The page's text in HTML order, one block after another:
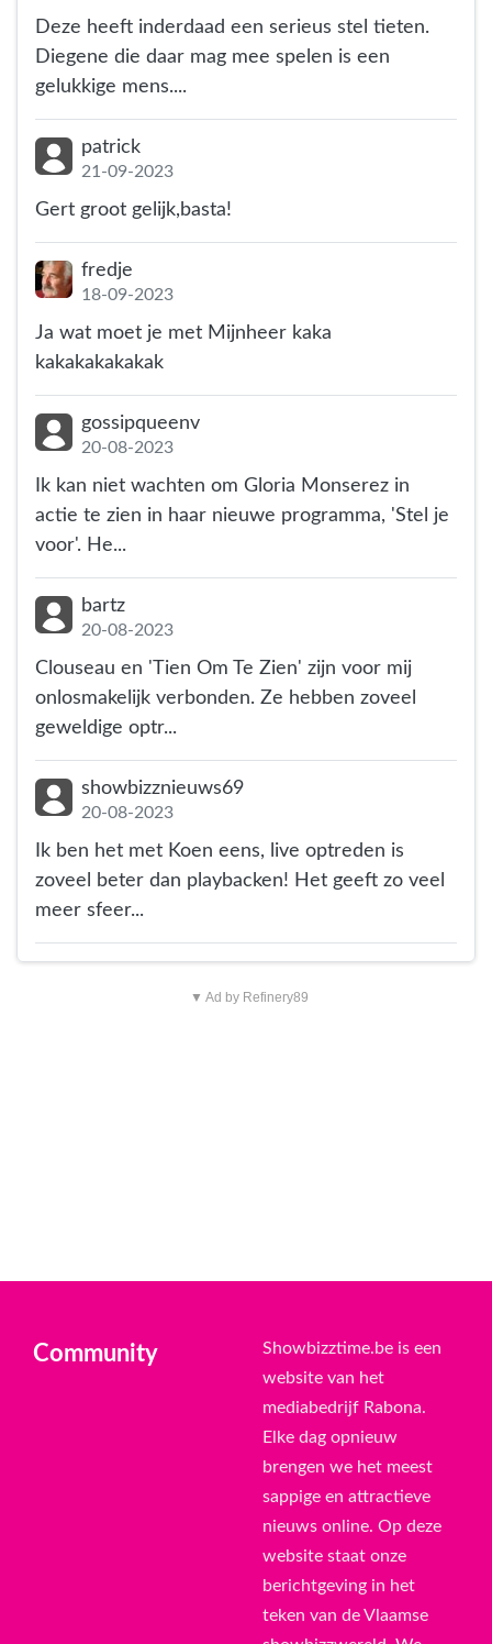
Deze heeft inderdaad een serieus stel tieten.
Diegene die daar mag mee spelen is een
gelukkige mens....
patrick
21-09-2023
Gert groot gelijk,basta!
fredje
18-09-2023
Ja wat moet je met Mijnheer kaka
kakakakakakak
gossipqueenv
20-08-2023
Ik kan niet wachten om Gloria Monserez in
actie te zien in haar nieuwe programma, 'Stel je
voor'. He...
bartz
20-08-2023
Clouseau en 'Tien Om Te Zien' zijn voor mij
onlosmakelijk verbonden. Ze hebben zoveel
geweldige optr...
showbizznieuws69
20-08-2023
Ik ben het met Koen eens, live optreden is
zoveel beter dan playbacken! Het geeft zo veel
meer sfeer...
▼ Ad by Refinery89
Community
Showbizztime.be is een
website van het
mediabedrijf Rabona.
Elke dag opnieuw
brengen we het meest
sappige en attractieve
nieuws online. Op deze
website staat onze
berichtgeving in het
teken van de Vlaamse